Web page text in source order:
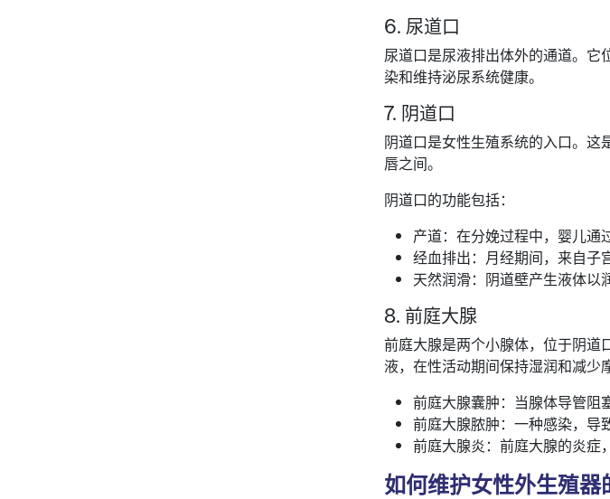
6. 尿道口
尿道口是尿液排出体外的通道。
染和维持泌尿系统健康。
7. 阴道口
阴道口是女性生殖系统的入口。这
唇之间。
阴道口的功能包括：
产道：在分娩过程中，婴儿通
经血排出：月经期间，来自子
天然润滑：阴道壁产生液体以
8. 前庭大腺
前庭大腺是两个小腺体，位于阴道
液，在性活动期间保持湿润和减少
前庭大腺囊肿：当腺体导管阻
前庭大腺脓肿：一种感染，导
前庭大腺炎：前庭大腺的炎症
如何维护女性外生殖器